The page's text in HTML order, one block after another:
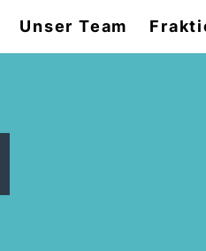
Unser Team